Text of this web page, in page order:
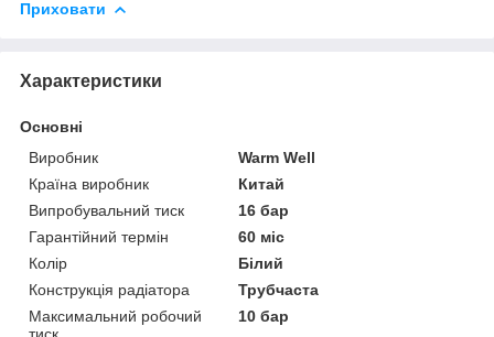
Приховати
Характеристики
Основні
Виробник
Warm Well
Країна виробник
Китай
Випробувальний тиск
16 бар
Гарантійний термін
60 міс
Колір
Білий
Конструкція радіатора
Трубчаста
Максимальний робочий
тиск
10 бар